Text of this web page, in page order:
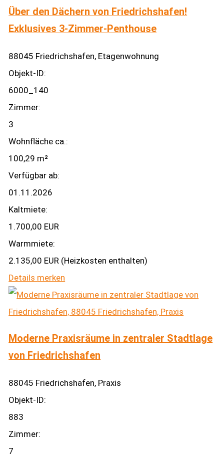
Über den Dächern von Friedrichshafen!
Exklusives 3-Zimmer-Penthouse
88045 Friedrichshafen, Etagenwohnung
Objekt-ID:
6000_140
Zimmer:
3
Wohnfläche ca.:
100,29 m²
Verfügbar ab:
01.11.2026
Kaltmiete:
1.700,00 EUR
Warmmiete:
2.135,00 EUR (Heizkosten enthalten)
Details merken
Moderne Praxisräume in zentraler Stadtlage
von Friedrichshafen
88045 Friedrichshafen, Praxis
Objekt-ID:
883
Zimmer:
7